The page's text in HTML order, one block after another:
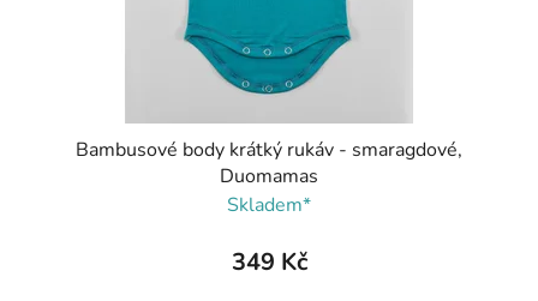
Bambusové body krátký rukáv - smaragdové,
Duomamas
Skladem*
349 Kč